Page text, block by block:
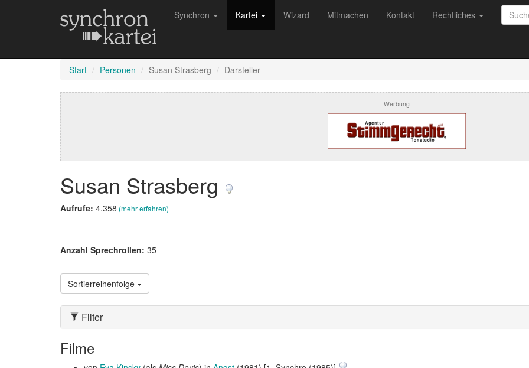
Synchron Kartei Wizard Mitmachen Kontakt Rechtliches
Start Personen Susan Strasberg Darsteller
Werbung
Susan Strasberg
Aufrufe: 4.358 (mehr erfahren)
Anzahl Sprechrollen: 35
Sortierreihenfolge
Filter
Filme